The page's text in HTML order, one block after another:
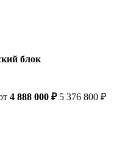
блок
4 888 000 ₽ 5 376 800 ₽